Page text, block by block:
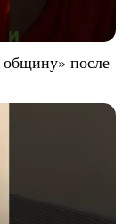
общину» после